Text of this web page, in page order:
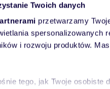
Twoich danych
przetwarzamy
spersonalizowanych
i rozwoju produktów.
tego, jak Twoje osobiste
fee of 200 PLN /